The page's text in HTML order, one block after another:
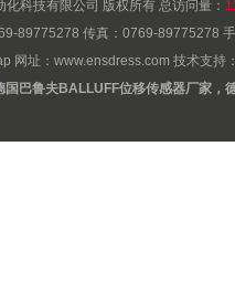
化科技有限公司 版权所有 总访问量：
89775278 传真：0769-89775278
网址： www.ensdress.com 技术支持
巴鲁夫BALLUFF位移传感器厂家